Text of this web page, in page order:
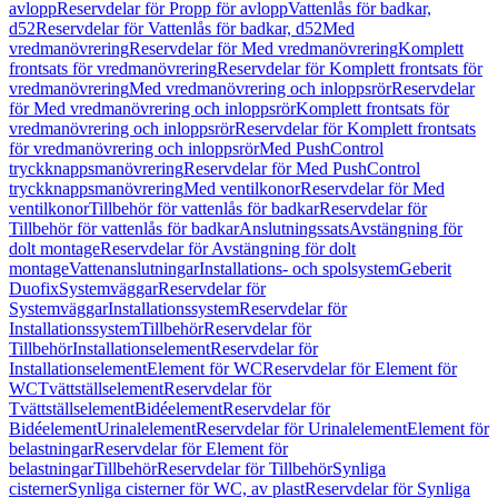
avloppReservdelar för Propp för avloppVattenlås för badkar,
d52Reservdelar för Vattenlås för badkar, d52Med
vredmanövreringReservdelar för Med vredmanövreringKomplett
frontsats för vredmanövreringReservdelar för Komplett frontsats för
vredmanövreringMed vredmanövrering och inloppsrörReservdelar
för Med vredmanövrering och inloppsrörKomplett frontsats för
vredmanövrering och inloppsrörReservdelar för Komplett frontsats
för vredmanövrering och inloppsrörMed PushControl
tryckknappsmanövreringReservdelar för Med PushControl
tryckknappsmanövreringMed ventilkonorReservdelar för Med
ventilkonorTillbehör för vattenlås för badkarReservdelar för
Tillbehör för vattenlås för badkarAnslutningssatsAvstängning för
dolt montageReservdelar för Avstängning för dolt
montageVattenanslutningarInstallations- och spolsystemGeberit
DuofixSystemväggarReservdelar för
SystemväggarInstallationssystemReservdelar för
InstallationssystemTillbehörReservdelar för
TillbehörInstallationselementReservdelar för
InstallationselementElement för WCReservdelar för Element för
WCTvättställselementReservdelar för
TvättställselementBidéelementReservdelar för
BidéelementUrinalelementReservdelar för UrinalelementElement för
belastningarReservdelar för Element för
belastningarTillbehörReservdelar för TillbehörSynliga
cisternerSynliga cisterner för WC, av plastReservdelar för Synliga